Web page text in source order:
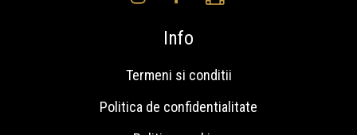
Info
Termeni si conditii
Politica de confidentialitate